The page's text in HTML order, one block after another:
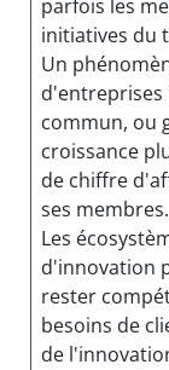
parfois les
initiatives du
Un
d'entreprises
commun, ou
croissance
de chiffre
ses membres.
Les
d'innovation
rester
besoins de
de